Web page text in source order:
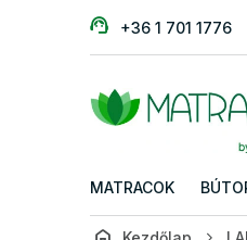
+36 1 701 1776
MATRACOK